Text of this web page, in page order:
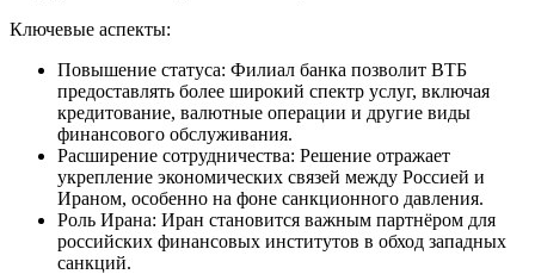
Ключевые аспекты:
Повышение статуса: Филиал банка позволит ВТБ
предоставлять более широкий спектр услуг, включая
кредитование, валютные операции и другие виды
финансового обслуживания.
Расширение сотрудничества: Решение отражает
укрепление экономических связей между Россией и
Ираном, особенно на фоне санкционного давления.
Роль Ирана: Иран становится важным партнёром для
российских финансовых институтов в обход западных
санкций.